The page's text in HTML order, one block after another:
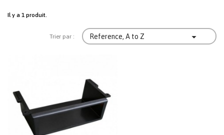
Il y a 1 produit.
Trier par : Reference, A to Z 